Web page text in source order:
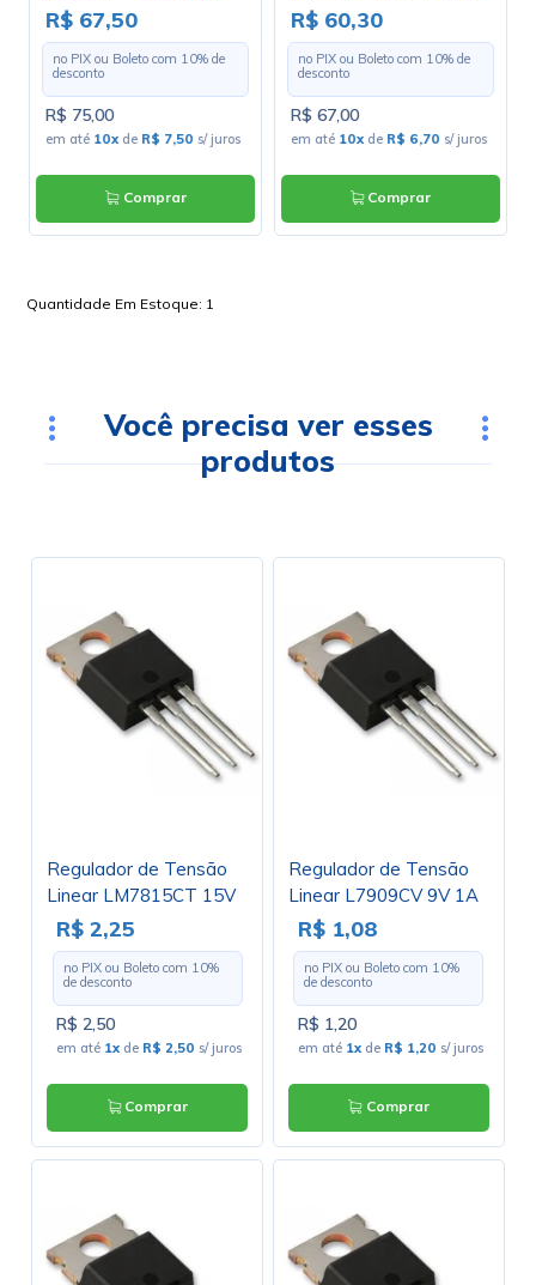
2046
R$ 67,50
no PIX ou Boleto com 10% de
desconto
R$ 75,00
em até 10xde R$ 7,50 s/ juros
Comprar
203-1-10 - Largura 1,30m
- Preço por Metro
R$ 60,30
no PIX ou Boleto com 10% de
desconto
R$ 67,00
em até 10xde R$ 6,70 s/ juros
Comprar
Quantidade Em Estoque: 1
Você precisa ver esses
produtos
Regulador de Tensão
Linear LM7815CT 15V
1A Positivo TO220 -
Cód. Loja 382
R$ 2,25
no PIX ou Boleto com 10%
de desconto
R$ 2,50
em até 1x de R$ 2,50 s/ juros
Comprar
Regulador de Tensão
Linear L7909CV 9V 1A
Negativo TO220 - Cód.
Loja 4102
R$ 1,08
no PIX ou Boleto com 10%
de desconto
R$ 1,20
em até 1x de R$ 1,20 s/ juros
Comprar